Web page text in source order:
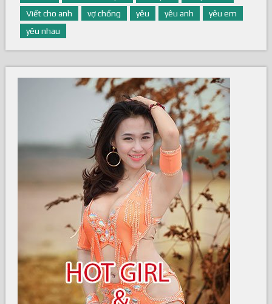
Viết cho anh
vợ chồng yêu yêu anh
yêu em
yêu nhau